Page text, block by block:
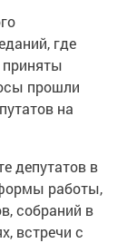
где
прошли
на
депутатов в
работы,
собраний в
встречи с